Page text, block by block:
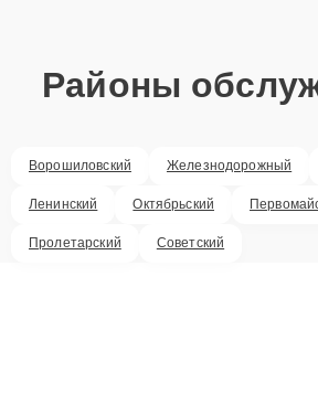
Районы
Ворошиловский Железнодорожный
Ленинский Октябрьский
Пролетарский Советский